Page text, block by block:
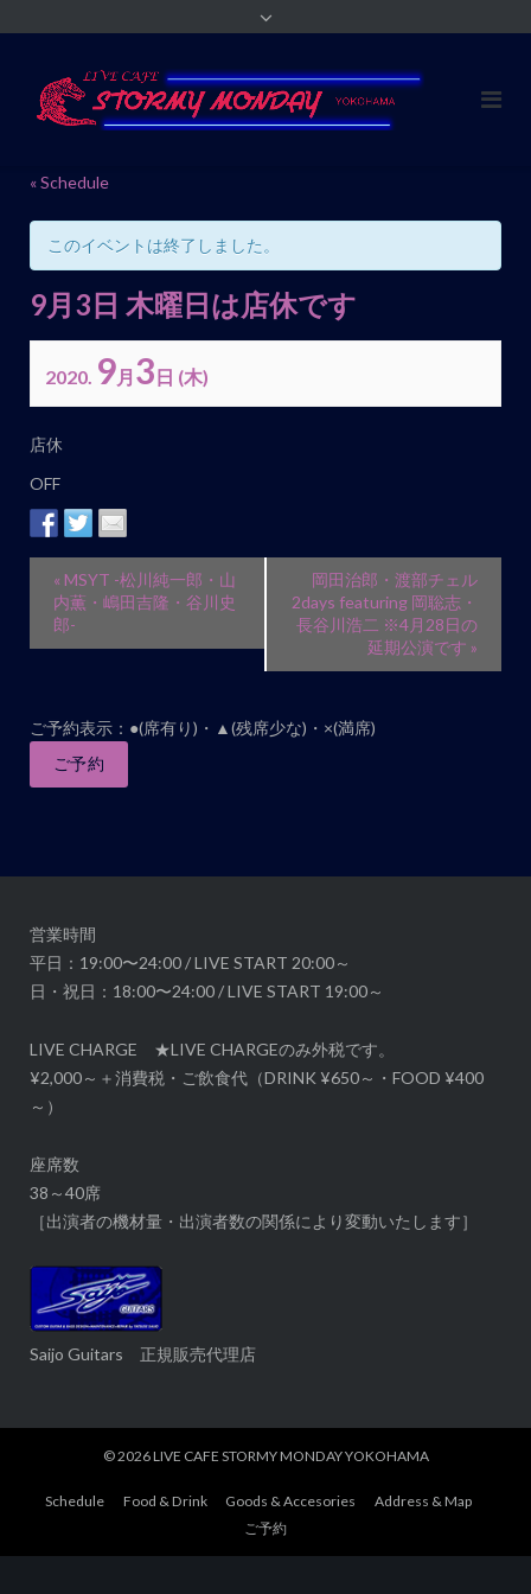
« Schedule
このイベントは終了しました。
9月3日 木曜日は店休です
2020. 9月 3日 (木)
イ
ト
ナ
ョ
店休
OFF
ビ
ー
« MSYT -松川純一郎・山
内薫・嶋田吉隆・谷川史
郎-
岡田治郎・渡部チェル
2days featuring 岡聡志・
長谷川浩二 ※4月28日の
延期公演です »
ご予約表示：●(席有り)・▲(残席少な)・×(満席)
ご予約
営業時間
平日：19:00〜24:00 / LIVE START 20:00～
日・祝日：18:00〜24:00 / LIVE START 19:00～
LIVE CHARGE ★LIVE CHARGEのみ外税です。
¥2,000～＋消費税・ご飲食代（DRINK ¥650～・FOOD ¥400
～）
座席数
38～40席
［出演者の機材量・出演者数の関係により変動いたします］
Saijo Guitars 正規販売代理店
© 2026LIVE CAFE STORMY MONDAY YOKOHAMA
Schedule Food & Drink Goods & Accesories
Address & Map
ご予約